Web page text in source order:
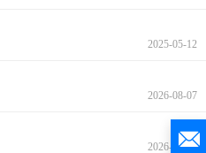
2025-05-12
2026-08-07
2026-08-07